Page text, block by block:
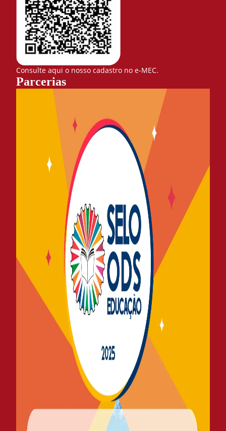
Consulte aqui o nosso cadastro no e-MEC.
Parcerias